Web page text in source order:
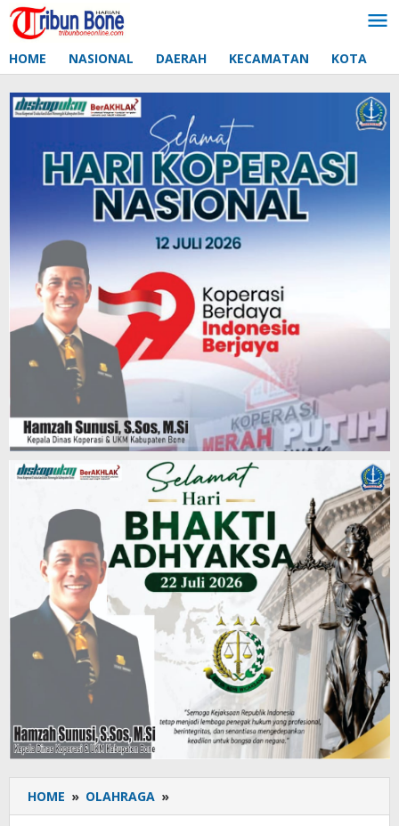
Lewati
ke
HOME NASIONAL DAERAH KECAMATAN KOTA
HOME » OLAHRAGA »
SMA